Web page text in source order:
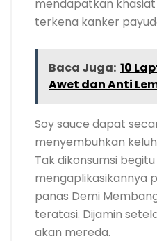
mendapatkan
terkena kanker
Baca Juga: 10
Awet dan Anti
Soy sauce dapat
menyembuhkan
Tak dikonsumsi begitu
mengaplikasikannya
panas Demi
teratasi. Dijamin
akan mereda.